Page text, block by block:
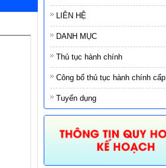
LIÊN HỆ
DANH MỤC
Thủ tục hành chính
Công bố thủ tục hành chính cấp
Tuyển dụng